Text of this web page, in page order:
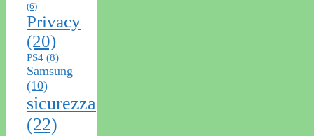
(6)
Privacy
(20)
PS4 (8)
Samsung
(10)
sicurezza
(22)